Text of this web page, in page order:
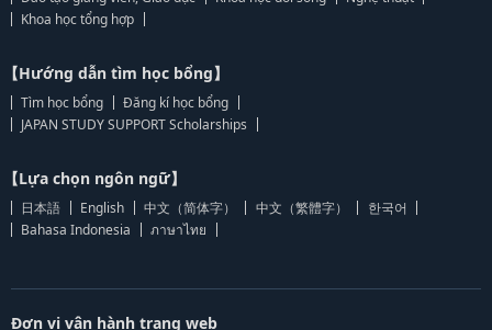
Khoa học tổng hợp
【Hướng dẫn tìm học bổng】
Tìm học bổng
Đăng kí học bổng
JAPAN STUDY SUPPORT Scholarships
【Lựa chọn ngôn ngữ】
日本語 English 中文（简体字） 中文（繁體字）
한국어
Bahasa Indonesia
ภาษาไทย
Đơn vị vận hành trang web